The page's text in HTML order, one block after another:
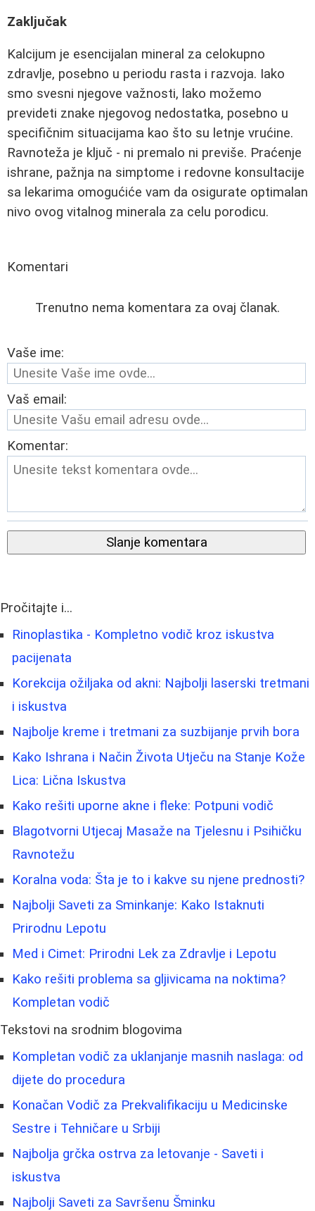
Zaključak
Kalcijum je esencijalan mineral za celokupno
zdravlje, posebno u periodu rasta i razvoja. Iako
smo svesni njegove važnosti, lako možemo
prevideti znake njegovog nedostatka, posebno u
specifičnim situacijama kao što su letnje vrućine.
Ravnoteža je ključ - ni premalo ni previše. Praćenje
ishrane, pažnja na simptome i redovne konsultacije
sa lekarima omogućiće vam da osigurate optimalan
nivo ovog vitalnog minerala za celu porodicu.
Komentari
Trenutno nema komentara za ovaj članak.
Vaše ime:
Vaš email:
Komentar:
Slanje komentara
Pročitajte i...
Rinoplastika - Kompletno vodič kroz iskustva
pacijenata
Korekcija ožiljaka od akni: Najbolji laserski tretmani
i iskustva
Najbolje kreme i tretmani za suzbijanje prvih bora
Kako Ishrana i Način Života Utječu na Stanje Kože
Lica: Lična Iskustva
Kako rešiti uporne akne i fleke: Potpuni vodič
Blagotvorni Utjecaj Masaže na Tjelesnu i Psihičku
Ravnotežu
Koralna voda: Šta je to i kakve su njene prednosti?
Najbolji Saveti za Sminkanje: Kako Istaknuti
Prirodnu Lepotu
Med i Cimet: Prirodni Lek za Zdravlje i Lepotu
Kako rešiti problema sa gljivicama na noktima?
Kompletan vodič
Tekstovi na srodnim blogovima
Kompletan vodič za uklanjanje masnih naslaga: od
dijete do procedura
Konačan Vodič za Prekvalifikaciju u Medicinske
Sestre i Tehničare u Srbiji
Najbolja grčka ostrva za letovanje - Saveti i
iskustva
Najbolji Saveti za Savršenu Šminku